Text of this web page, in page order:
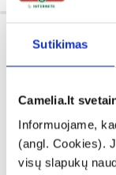
Sutikimas
Camelia.lt
Informuojame,
(angl. Cookies).
visų slapukų
Dažnai